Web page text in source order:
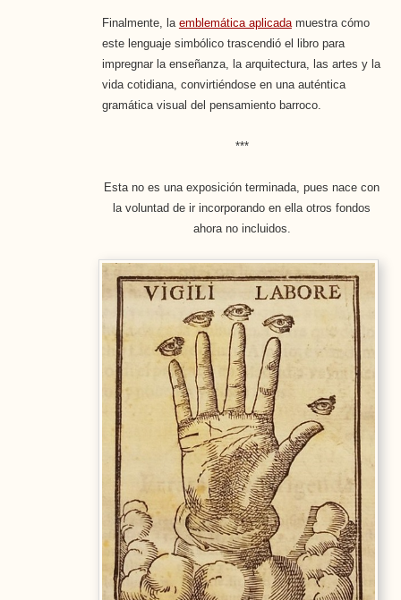
Finalmente, la emblemática aplicadamuestra cómo
este lenguaje simbólico trascendió el libro para
impregnar la enseñanza, la arquitectura, las artes y la
vida cotidiana, convirtiéndose en una auténtica
gramática visual del pensamiento barroco.
***
Esta no es una exposición terminada, pues nace con
la voluntad de ir incorporando en ella otros fondos
ahora no incluidos.